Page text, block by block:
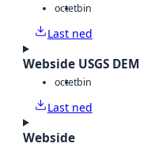
octetbin
Last ned
Webside USGS DEM
octetbin
Last ned
Webside